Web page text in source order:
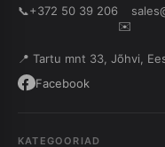
📞+372 50 39 206
✉️
📍 Tartu mnt 33, Jõhvi,
Facebook
KATEGOORIAD